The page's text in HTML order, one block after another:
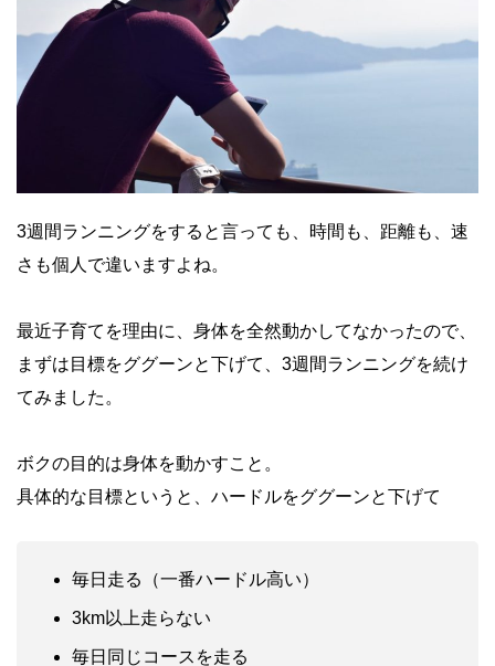
3週間ランニングをすると言っても、時間も、距離も、速
さも個人で違いますよね。
最近子育てを理由に、身体を全然動かしてなかったので、
まずは目標をググーンと下げて、3週間ランニングを続け
てみました。
ボクの目的は身体を動かすこと。
具体的な目標というと、ハードルをググーンと下げて
毎日走る（一番ハードル高い）
3km以上走らない
毎日同じコースを走る